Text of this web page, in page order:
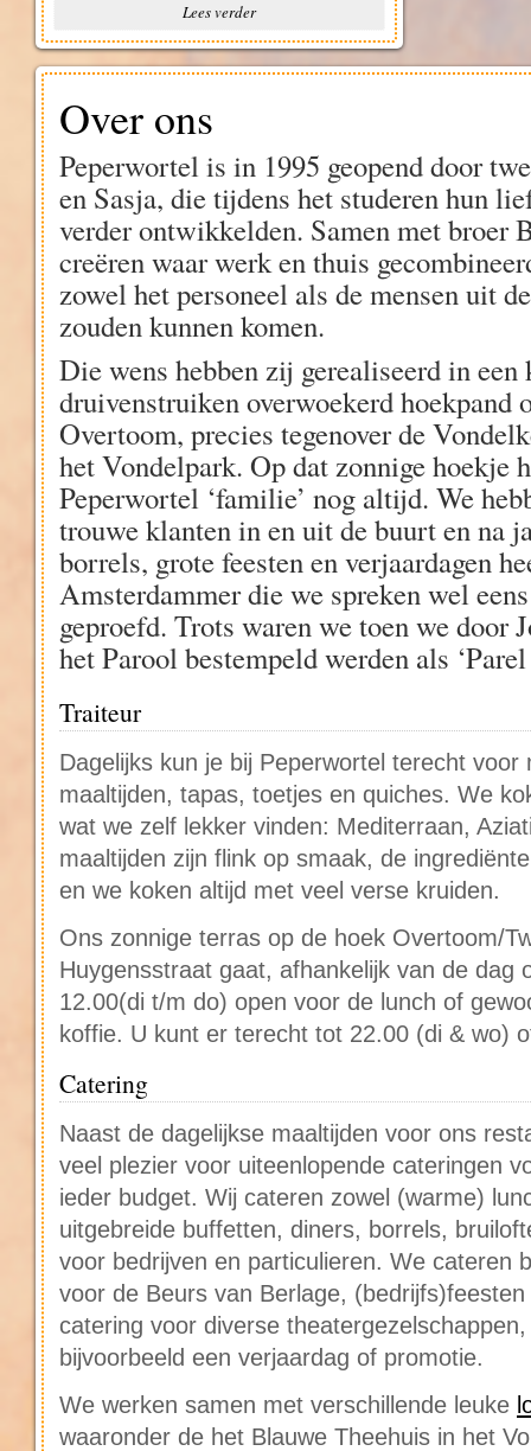
Lees verder
Over ons
Peperwortel is in 1995 geopend door
en Sasja, die tijdens het studeren hun
verder ontwikkelden. Samen met broer
creëren waar werk en thuis
zowel het personeel als de mensen uit
zouden kunnen komen.
Die wens hebben zij gerealiseerd in
druivenstruiken overwoekerd hoekpand
Overtoom, precies tegenover de
het Vondelpark. Op dat zonnige hoekje
Peperwortel ‘familie’ nog altijd. We
trouwe klanten in en uit de buurt en na
borrels, grote feesten en verjaardagen
Amsterdammer die we spreken wel
geproefd. Trots waren we toen we door
het Parool bestempeld werden als
Traiteur
Dagelijks kun je bij Peperwortel terecht
maaltijden, tapas, toetjes en quiches. We
wat we zelf lekker vinden: Mediterraan,
maaltijden zijn flink op smaak, de
en we koken altijd met veel verse kruiden.
Ons zonnige terras op de hoek Overtoom/
Huygensstraat gaat, afhankelijk van de dag
12.00(di t/m do) open voor de lunch of
koffie. U kunt er terecht tot 22.00 (di & wo)
Catering
Naast de dagelijkse maaltijden voor ons
veel plezier voor uiteenlopende cateringen
ieder budget. Wij cateren zowel (warme)
uitgebreide buffetten, diners, borrels,
voor bedrijven en particulieren. We cateren
voor de Beurs van Berlage,
catering voor diverse
bijvoorbeeld een verjaardag of promotie.
We werken samen met verschillende leuke
waaronder de het Blauwe Theehuis in het